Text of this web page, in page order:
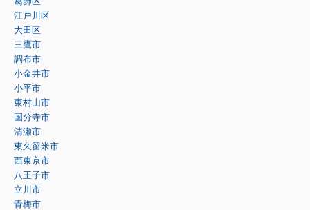
江戸川区
大田区
三鷹市
調布市
小金井市
小平市
東村山市
国分寺市
清瀬市
東久留米市
西東京市
八王子市
立川市
青梅市